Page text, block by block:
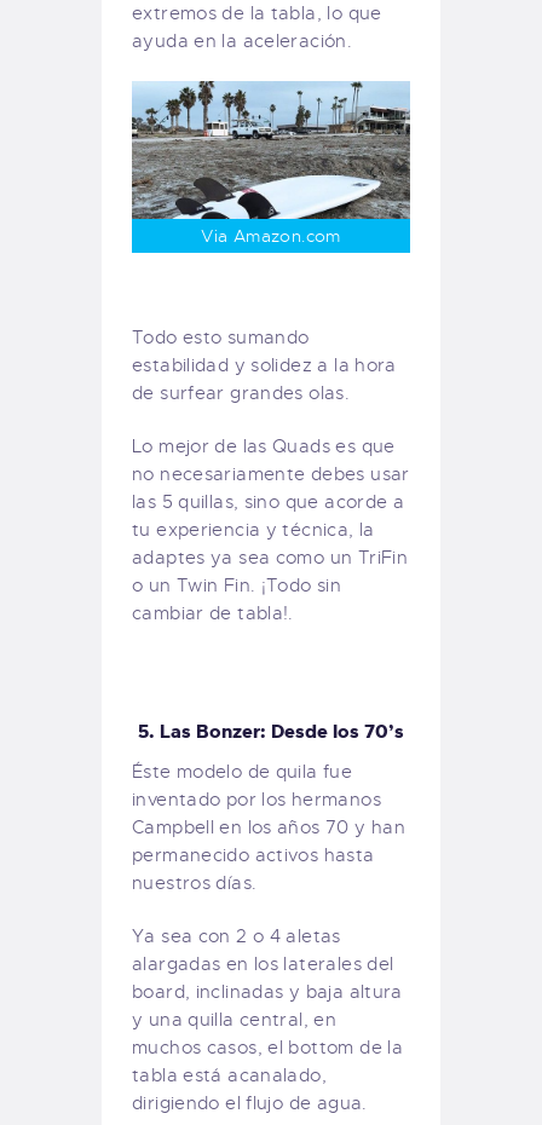
extremos de la tabla, lo que
ayuda en la aceleración.
Via Amazon.com
Todo esto sumando
estabilidad y solidez a la hora
de surfear grandes olas.
Lo mejor de las Quads es que
no necesariamente debes usar
las 5 quillas, sino que acorde a
tu experiencia y técnica, la
adaptes ya sea como un TriFin
o un Twin Fin. ¡Todo sin
cambiar de tabla!.
5. Las Bonzer: Desde los 70’s
Éste modelo de quila fue
inventado por los hermanos
Campbell en los años 70 y han
permanecido activos hasta
nuestros días.
Ya sea con 2 o 4 aletas
alargadas en los laterales del
board, inclinadas y baja altura
y una quilla central, en
muchos casos, el bottom de la
tabla está acanalado,
dirigiendo el flujo de agua.